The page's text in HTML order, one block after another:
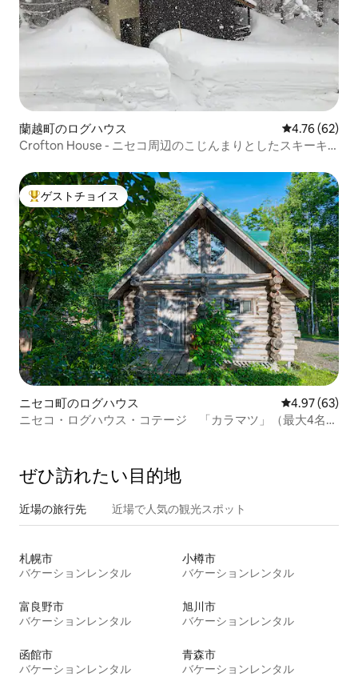
蘭越町のログハウス レビュー62
4.76 (62)
Crofton House - ニセコ周辺のこじんまりとしたスキーキ
大好評のゲストチョイスです。
ゲストチョイス
ニセコ町のログハウス レビュー63
4.97 (63)
ニセコ・ログハウス・コテージ 「カラマツ」（最大4名
ぜひ訪⁠れ⁠た⁠い目⁠的⁠地
近場の旅行先 近場で人気の観光スポット
札幌市
バケーションレンタル
小樽市
バケーションレンタル
富良野市
バケーションレンタル
旭川市
バケーションレンタル
函館市
バケーションレンタル
青森市
バケーションレンタル